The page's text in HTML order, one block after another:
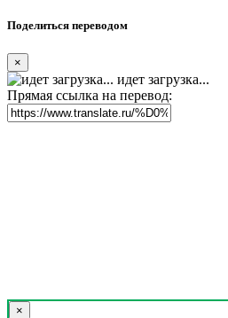
Поделиться переводом
×
идет загрузка...
Прямая ссылка на перевод:
×